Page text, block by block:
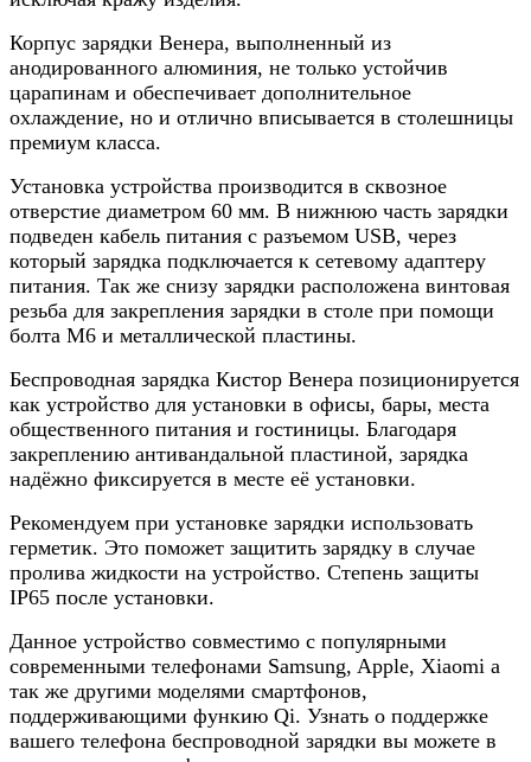
Корпус зарядки Венера, выполненный из
анодированного алюминия, не только устойчив
царапинам и обеспечивает дополнительное
охлаждение, но и отлично вписывается в столешницы
премиум класса.
Установка устройства производится в сквозное
отверстие диаметром 60 мм. В нижнюю часть зарядки
подведен кабель питания с разъемом USB, через
который зарядка подключается к сетевому адаптеру
питания. Так же снизу зарядки расположена винтовая
резьба для закрепления зарядки в столе при помощи
болта М6 и металлической пластины.
Беспроводная зарядка Кистор Венера позиционируется
как устройство для установки в офисы, бары, места
общественного питания и гостиницы. Благодаря
закреплению антивандальной пластиной, зарядка
надёжно фиксируется в месте её установки.
Рекомендуем при установке зарядки использовать
герметик. Это поможет защитить зарядку в случае
пролива жидкости на устройство. Степень защиты
IP65 после установки.
Данное устройство совместимо с популярными
современными телефонами Samsung, Apple, Xiaomi а
так же другими моделями смартфонов,
поддерживающими функию Qi. Узнать о поддержке
вашего телефона беспроводной зарядки вы можете в